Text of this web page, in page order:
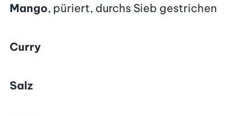
Mango, püriert, durchs Sieb gestrichen
Curry
Salz